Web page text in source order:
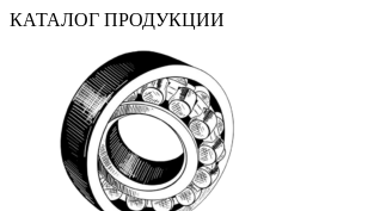
КАТАЛОГ ПРОДУКЦИИ